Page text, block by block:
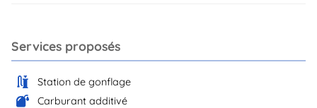
Services proposés
Station de gonflage
Carburant additivé